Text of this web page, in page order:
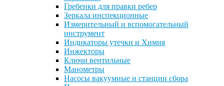
Гребенки для правки ребер
Зеркала инспекционные
Измерительный и вспомогательный
инструмент
Индикаторы утечки и Химия
Инжекторы
Ключи вентильные
Манометры
Насосы вакуумные и станции сбора